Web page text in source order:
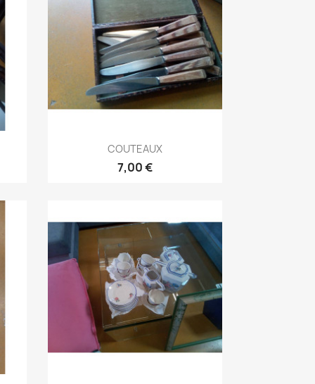
Aperçu rapide
COUTEAUX
7,00 €